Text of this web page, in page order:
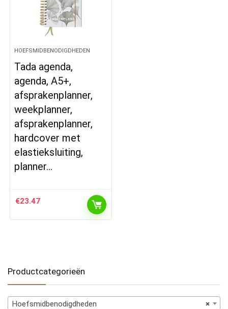
HOEFSMIDBENODIGDHEDEN
Tada agenda,
agenda, A5+,
afsprakenplanner,
weekplanner,
afsprakenplanner,
hardcover met
elastieksluiting,
planner…
€23.47
Productcategorieën
×
Hoefsmidbenodigdheden